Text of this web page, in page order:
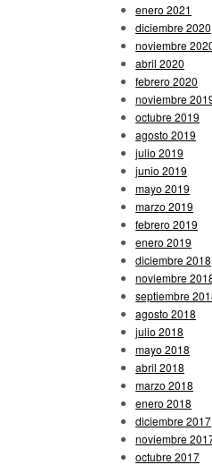
enero 2021
diciembre 2020
noviembre
abril 2020
febrero 2020
noviembre
octubre 2019
agosto 2019
julio 2019
junio 2019
mayo 2019
marzo 2019
febrero 2019
enero 2019
diciembre 2018
noviembre
septiembre
agosto 2018
julio 2018
mayo 2018
abril 2018
marzo 2018
enero 2018
diciembre 2017
noviembre
octubre 2017